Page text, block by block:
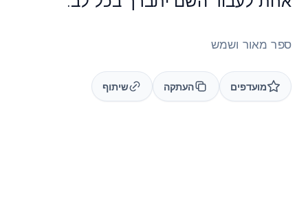
ספר מאור ושמש
מועדפים העתקה שיתוף